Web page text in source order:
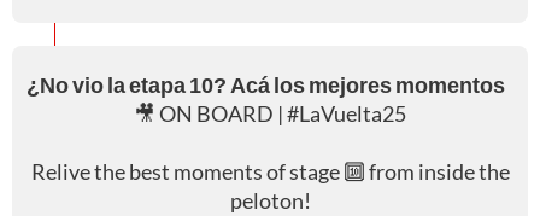
¿No vio la etapa 10? Acá los mejores momentos
🎥 ON BOARD |#LaVuelta25
Relive the best moments of stage 🔟 from inside the
peloton!